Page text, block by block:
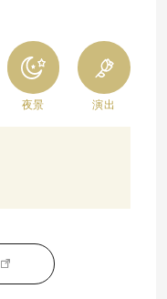
夜景 演出